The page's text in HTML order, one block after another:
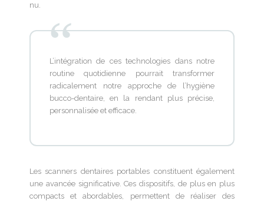
nu.
L’intégration de ces technologies dans notre
routine quotidienne pourrait transformer
radicalement notre approche de l’hygiène
bucco-dentaire, en la rendant plus précise,
personnalisée et efficace.
Les scanners dentaires portables constituent également
une avancée significative. Ces dispositifs, de plus en plus
compacts et abordables, permettent de réaliser des